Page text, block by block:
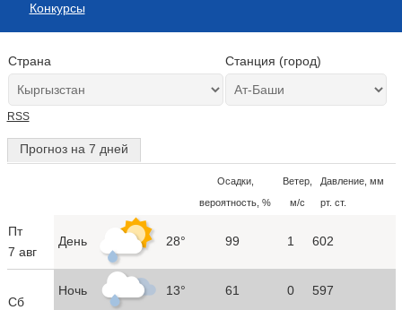
Конкурсы
Страна Станция (город)
RSS
Прогноз на 7 дней
Осадки,
вероятность, %
Ветер,
м/с
Давление, мм
рт. ст.
Пт
7 авг
День 28° 99 1 602
Сб
Ночь 13° 61 0 597